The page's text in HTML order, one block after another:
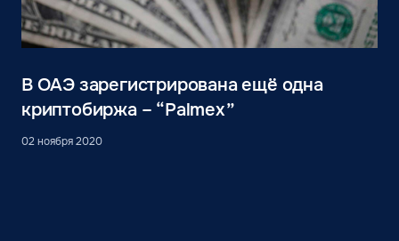
В ОАЭ зарегистрирована ещё одна
криптобиржа – “Palmex”
02 ноября 2020